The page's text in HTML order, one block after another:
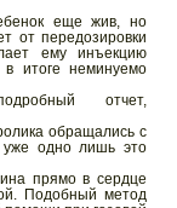
еще жив, но
от передозировки
ему инъекцию
итоге неминуемо
отчет,
обращались с
уже одно лишь это
прямо в сердце
Подобный метод